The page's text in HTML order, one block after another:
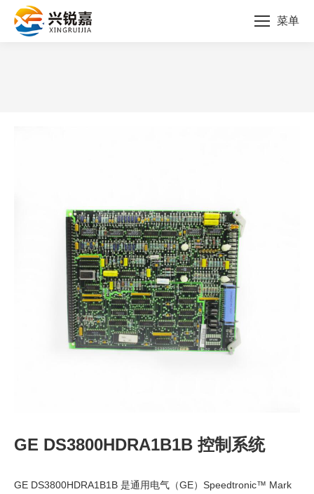
菜单
GE DS3800HDRA1B1B 控制系统
GE DS3800HDRA1B1B 是通用电气（GE）Speedtronic™ Mark